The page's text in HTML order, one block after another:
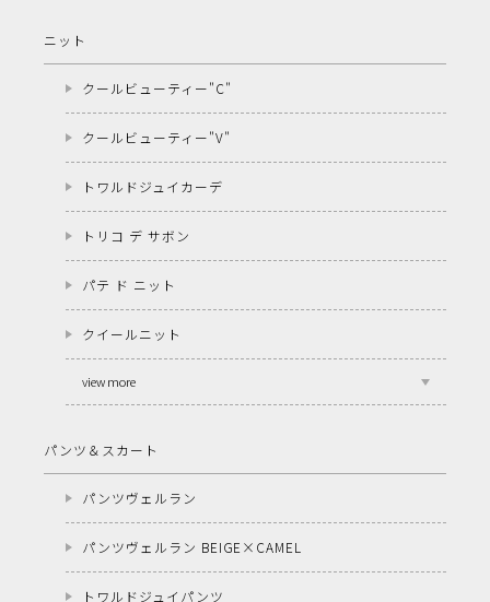
ニット
クールビューティー"C"
クールビューティー"V"
トワルドジュイカーデ
トリコ デ サボン
パテ ド ニット
クイールニット
view more
パンツ＆スカート
パンツヴェルラン
パンツヴェルラン BEIGE×CAMEL
トワルドジュイパンツ